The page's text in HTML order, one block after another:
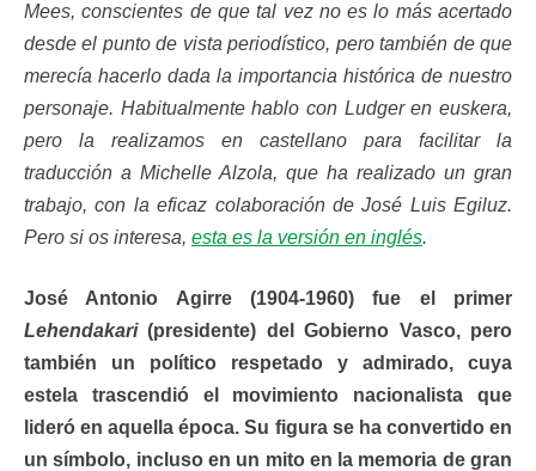
Mees, conscientes de que tal vez no es lo más acertado
desde el punto de vista periodístico, pero también de que
merecía hacerlo dada la importancia histórica de nuestro
personaje. Habitualmente hablo con Ludger en euskera,
pero la realizamos en castellano para facilitar la
traducción a Michelle Alzola, que ha realizado un gran
trabajo, con la eficaz colaboración de José Luis Egiluz.
Pero si os interesa, esta es la versión en inglés.
José Antonio Agirre (1904-1960) fue el primer
Lehendakari(presidente) del Gobierno Vasco, pero
también un político respetado y admirado, cuya
estela trascendió el movimiento nacionalista que
lideró en aquella época. Su figura se ha convertido en
un símbolo, incluso en un mito en la memoria de gran